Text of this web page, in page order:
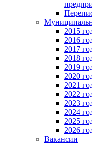
2015
2016
2017
2018
2019
2020
2021
2022
2023
2024
2025
2026
Вакансии